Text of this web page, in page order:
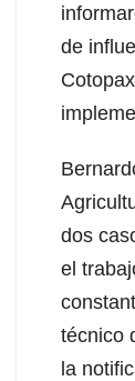
de
dos
el
técnico
la